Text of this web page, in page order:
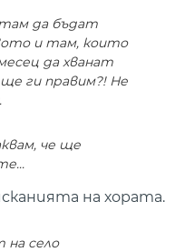
да бъдат
и там, които
да хванат
ги правим?! Не
че ще
на хората.
на село